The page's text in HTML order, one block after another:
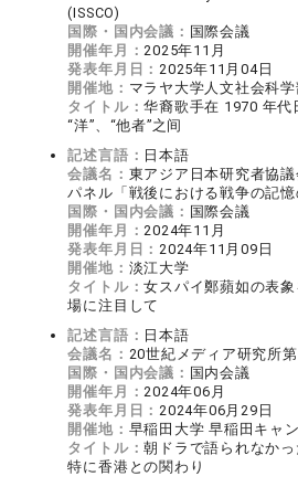
(ISSCO)
国際・国内会議： 国際会議
開催年月：2025年11月
発表年月日：2025年11月04日
開催地： マラヤ大学人文社会科学
タイトル：华裔歌手在 1970 年代
“洋”、“他者”之间
記述言語： 日本語
会議名： 東アジア日本研究者協
パネル「戦後における戦争の記憶
国際・国内会議： 国際会議
開催年月：2024年11月
発表年月日：2024年11月09日
開催地： 淡江大学
タイトル：女スパイ鄭蘋如の表
場に注目して
記述言語： 日本語
会議名： 20世紀メディア研究所
国際・国内会議： 国内会議
開催年月：2024年06月
発表年月日：2024年06月29日
開催地： 早稲田大学 早稲田キャ
タイトル：朝ドラで語られなか
特に香港との関わり